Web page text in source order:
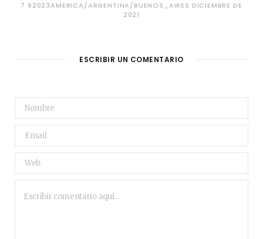
7 92023AMERICA/ARGENTINA/BUENOS_AIRES DICIEMBRE DE
2021
ESCRIBIR UN COMENTARIO